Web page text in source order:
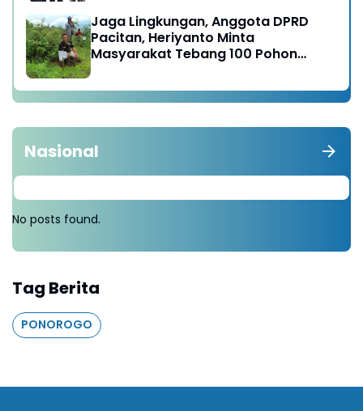
Jaga Lingkungan, Anggota DPRD
Pacitan, Heriyanto Minta
Masyarakat Tebang 100 Pohon
Nasional
No posts found.
Tag Berita
PONOROGO